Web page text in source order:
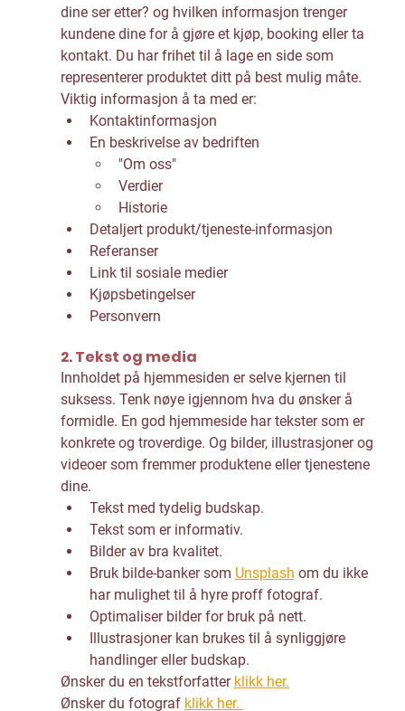
dine ser etter? og hvilken informasjon trenger
kundene dine for å gjøre et kjøp, booking eller ta
kontakt. Du har frihet til å lage en side som
representerer produktet ditt på best mulig måte.
Viktig informasjon å ta med er:
Kontaktinformasjon
En beskrivelse av bedriften
"Om oss"
Verdier
Historie
Detaljert produkt/tjeneste-informasjon
Referanser
Link til sosiale medier
Kjøpsbetingelser
Personvern
2. Tekst og media
Innholdet på hjemmesiden er selve kjernen til
suksess. Tenk nøye igjennom hva du ønsker å
formidle. En god hjemmeside har tekster som er
konkrete og troverdige. Og bilder, illustrasjoner og
videoer som fremmer produktene eller tjenestene
dine.
Tekst med tydelig budskap.
Tekst som er informativ.
Bilder av bra kvalitet.
Bruk bilde-banker som Unsplash om du ikke
har mulighet til å hyre proff fotograf.
Optimaliser bilder for bruk på nett.
Illustrasjoner kan brukes til å synliggjøre
handlinger eller budskap.
Ønsker du en tekstforfatter klikk her.
Ønsker du fotograf klikk her.